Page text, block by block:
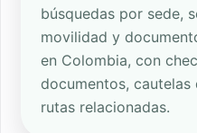
búsquedas por sede,
movilidad y
en Colombia, con
documentos, cautelas
rutas relacionadas.